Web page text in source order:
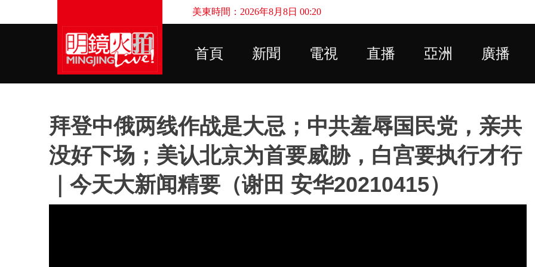
美東時間：2026年8月8日 00:20
首頁 新聞 電視 直播 亞洲 廣播
拜登中俄两线作战是大忌；中共羞辱国民党，亲共
没好下场；美认北京为首要威胁，白宫要执行才行
｜今天大新闻精要（谢田 安华20210415）